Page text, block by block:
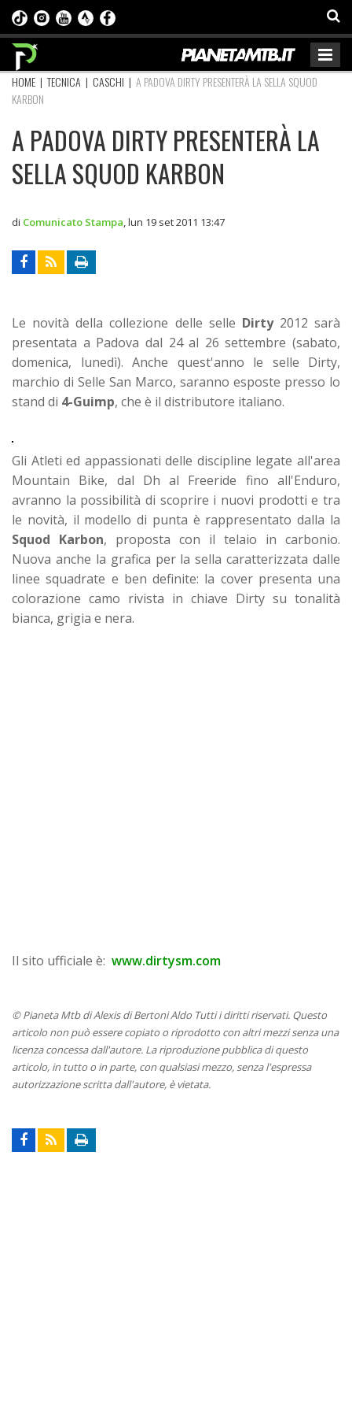
HOME |TECNICA | CASCHI | A PADOVA DIRTY PRESENTERÀ LA SELLA SQUOD
KARBON
A PADOVA DIRTY PRESENTERÀ LA
SELLA SQUOD KARBON
di Comunicato Stampa lun 19 set 2011 13:47
Le novità della collezione delle selle Dirty 2012 sarà
presentata a Padova dal 24 al 26 settembre (sabato,
domenica, lunedì). Anche quest'anno le selle Dirty,
marchio di Selle San Marco, saranno esposte presso lo
stand di 4-Guimp, che è il distributore italiano.
Gli Atleti ed appassionati delle discipline legate all'area
Mountain Bike, dal Dh al Freeride fino all'Enduro,
avranno la possibilità di scoprire i nuovi prodotti e tra
le novità, il modello di punta è rappresentato dalla la
Squod Karbon, proposta con il telaio in carbonio.
Nuova anche la grafica per la sella caratterizzata dalle
linee squadrate e ben definite: la cover presenta una
colorazione camo rivista in chiave Dirty su tonalità
bianca, grigia e nera.
Il sito ufficiale è: www.dirtysm.com
© Pianeta Mtb di Alexis di Bertoni Aldo Tutti i diritti riservati. Questo
articolo non può essere copiato o riprodotto con altri mezzi senza una
licenza concessa dall'autore. La riproduzione pubblica di questo
articolo, in tutto o in parte, con qualsiasi mezzo, senza l'espressa
autorizzazione scritta dall'autore, è vietata.